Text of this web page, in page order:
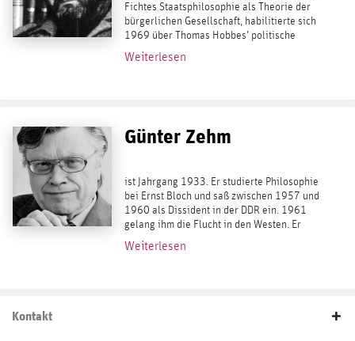
Fichtes Staatsphilosophie als Theorie der
bürgerlichen Gesellschaft, habilitierte sich
1969 über Thomas Hobbes’ politische
Theorie und lehrte ab 1970 als Professor
für Politische Wissenschaften an der...
Weiterlesen
Günter Zehm
ist Jahrgang 1933. Er studierte Philosophie
bei Ernst Bloch und saß zwischen 1957 und
1960 als Dissident in der DDR ein. 1961
gelang ihm die Flucht in den Westen. Er
studierte in Frankfurt bei Adorno, Fetscher
und Carlo Schmid und arbeitete ab...
Weiterlesen
Kontakt